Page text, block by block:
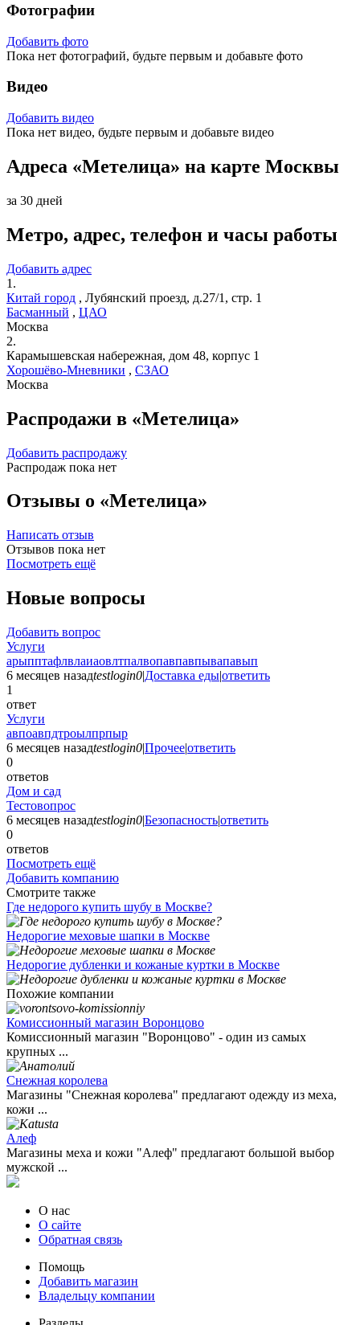
Фотографии
Добавить фото
Пока нет фотографий, будьте первым и добавьте фото
Видео
Добавить видео
Пока нет видео, будьте первым и добавьте видео
Адреса «Метелица» на карте Москвы
за 30 дней
Метро, адрес, телефон и часы работы
Добавить адрес
1.
Китай город , Лубянский проезд, д.27/1, стр. 1
Басманный , ЦАО
Москва
2.
Карамышевская набережная, дом 48, корпус 1
Хорошёво-Мневники , СЗАО
Москва
Распродажи в «Метелица»
Добавить распродажу
Распродаж пока нет
Отзывы о «Метелица»
Написать отзыв
Отзывов пока нет
Посмотреть ещё
Новые вопросы
Добавить вопрос
Услуги
арыпптафлвлаиаовлтпалвопавпавпывапавып
6 месяцев назадtestlogin0|Доставка еды|ответить
1
ответ
Услуги
авпоавпдтроылпрпыр
6 месяцев назадtestlogin0|Прочее|ответить
0
ответов
Дом и сад
Тестовопрос
6 месяцев назадtestlogin0|Безопасность|ответить
0
ответов
Посмотреть ещё
Добавить компанию
Смотрите также
Где недорого купить шубу в Москве?
Недорогие меховые шапки в Москве
Недорогие дубленки и кожаные куртки в Москве
Похожие компании
Комиссионный магазин Воронцово
Комиссионный магазин "Воронцово" - один из самых
крупных ...
Снежная королева
Магазины "Снежная королева" предлагают одежду из меха,
кожи ...
Алеф
Магазины меха и кожи "Алеф" предлагают большой выбор
мужской ...
О нас
О сайте
Обратная связь
Помощь
Добавить магазин
Владельцу компании